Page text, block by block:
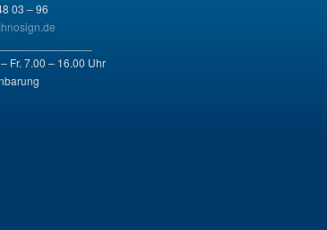
03 – 96
Fr. 7.00 – 16.00 Uhr